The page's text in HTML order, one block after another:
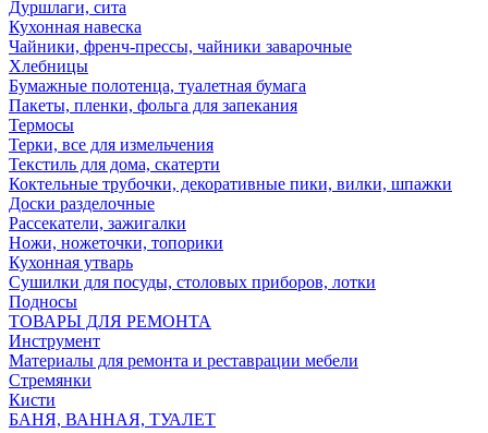
Дуршлаги, сита
Кухонная навеска
Чайники, френч-прессы, чайники заварочные
Хлебницы
Бумажные полотенца, туалетная бумага
Пакеты, пленки, фольга для запекания
Термосы
Терки, все для измельчения
Текстиль для дома, скатерти
Коктельные трубочки, декоративные пики, вилки, шпажки
Доски разделочные
Рассекатели, зажигалки
Ножи, ножеточки, топорики
Кухонная утварь
Сушилки для посуды, столовых приборов, лотки
Подносы
ТОВАРЫ ДЛЯ РЕМОНТА
Инструмент
Материалы для ремонта и реставрации мебели
Стремянки
Кисти
БАНЯ, ВАННАЯ, ТУАЛЕТ